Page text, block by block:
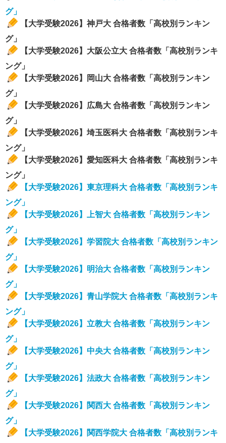
グ」
【大学受験2026】神戸大 合格者数「高校別ランキン
グ」
【大学受験2026】大阪公立大 合格者数「高校別ランキ
ング」
【大学受験2026】岡山大 合格者数「高校別ランキン
グ」
【大学受験2026】広島大 合格者数「高校別ランキン
グ」
【大学受験2026】埼玉医科大 合格者数「高校別ランキ
ング」
【大学受験2026】愛知医科大 合格者数「高校別ランキ
ング」
【大学受験2026】東京理科大 合格者数「高校別ランキ
ング」
【大学受験2026】上智大 合格者数「高校別ランキン
グ」
【大学受験2026】学習院大 合格者数「高校別ランキン
グ」
【大学受験2026】明治大 合格者数「高校別ランキン
グ」
【大学受験2026】青山学院大 合格者数「高校別ランキ
ング」
【大学受験2026】立教大 合格者数「高校別ランキン
グ」
【大学受験2026】中央大 合格者数「高校別ランキン
グ」
【大学受験2026】法政大 合格者数「高校別ランキン
グ」
【大学受験2026】関西大 合格者数「高校別ランキン
グ」
【大学受験2026】関西学院大 合格者数「高校別ランキ